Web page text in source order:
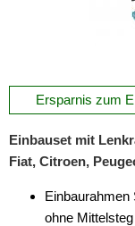
Punto
Qubo
Sedici
Ersparnis zum
Einbauset mit
Fiat, Citroen,
Einbaurahmen
ohne Mittelsteg